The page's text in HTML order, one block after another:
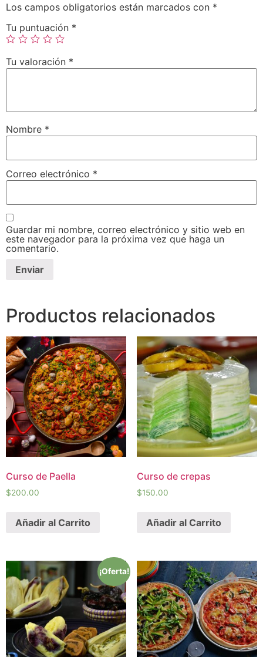
Los campos obligatorios están marcados con *
Tu puntuación *
Tu valoración *
Nombre *
Correo electrónico *
Guardar mi nombre, correo electrónico y sitio web en
este navegador para la próxima vez que haga un
comentario.
Productos relacionados
Curso de Paella
$200.00
Añadir al Carrito
Curso de crepas
$150.00
Añadir al Carrito
¡Oferta!